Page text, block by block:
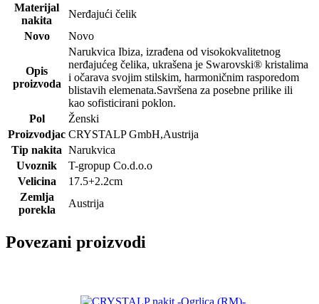
Materijal
nakita
Nerđajući čelik
Novo
Novo
Opis
proizvoda
Narukvica Ibiza, izrađena od visokokvalitetnog
nerđajućeg čelika, ukrašena je Swarovski® kristalima
i očarava svojim stilskim, harmoničnim rasporedom
blistavih elemenata.Savršena za posebne prilike ili
kao sofisticirani poklon.
Pol
Ženski
Proizvodjac CRYSTALP GmbH,Austrija
Tip nakita Narukvica
Uvoznik
T-gropup Co.d.o.o
Velicina
17.5+2.2cm
Zemlja
porekla
Austrija
Povezani proizvodi